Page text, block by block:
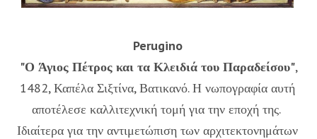
Perugino
"Ο Άγιος Πέτρος και τα Κλειδιά του Παραδείσου",
1482, Καπέλα Σιξτίνα, Βατικανό. Η νωπογραφία αυτή
αποτέλεσε καλλιτεχνική τομή για την εποχή της.
Ιδιαίτερα για την αντιμετώπιση των αρχιτεκτονημάτων